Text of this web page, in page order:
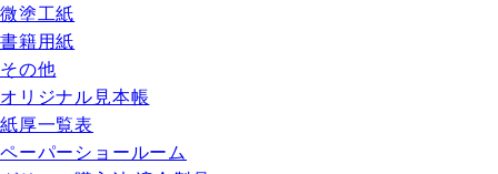
微塗工紙
書籍用紙
その他
オリジナル見本帳
紙厚一覧表
ペーパーショールーム